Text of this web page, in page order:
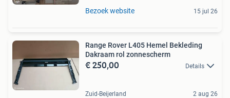
Bezoek website 15 jul 26
Range Rover L405 Hemel Bekleding
Dakraam rol zonnescherm
€ 250,00 Details
Zuid-Beijerland 2 aug 26